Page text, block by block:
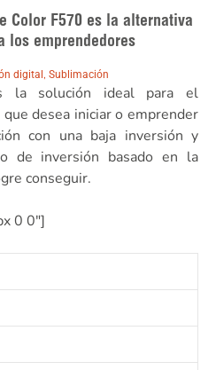
Color F570 es la alternativa
los emprendedores
digital, Sublimación
la solución ideal para el
desea iniciar o emprender
con una baja inversión y
de inversión basado en la
conseguir.
0 0″]